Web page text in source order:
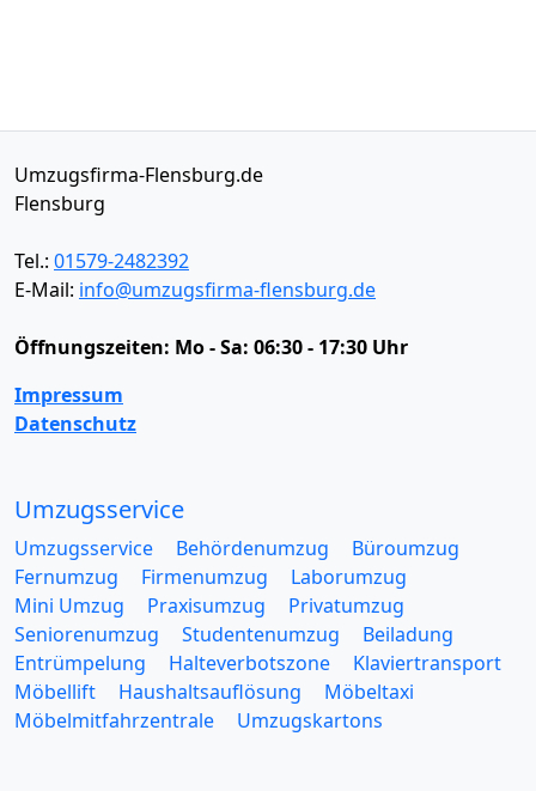
Umzugsfirma-Flensburg.de
Flensburg
Tel.: 01579-2482392
E-Mail: info@umzugsfirma-flensburg.de
Öffnungszeiten: Mo - Sa: 06:30 - 17:30 Uhr
Impressum
Datenschutz
Umzugsservice
Umzugsservice Behördenumzug
Büroumzug
Fernumzug
Firmenumzug
Laborumzug
Mini Umzug
Praxisumzug
Privatumzug
Seniorenumzug
Studentenumzug
Beiladung
Entrümpelung
Halteverbotszone
Klaviertransport
Möbellift
Haushaltsauflösung
Möbeltaxi
Möbelmitfahrzentrale
Umzugskartons